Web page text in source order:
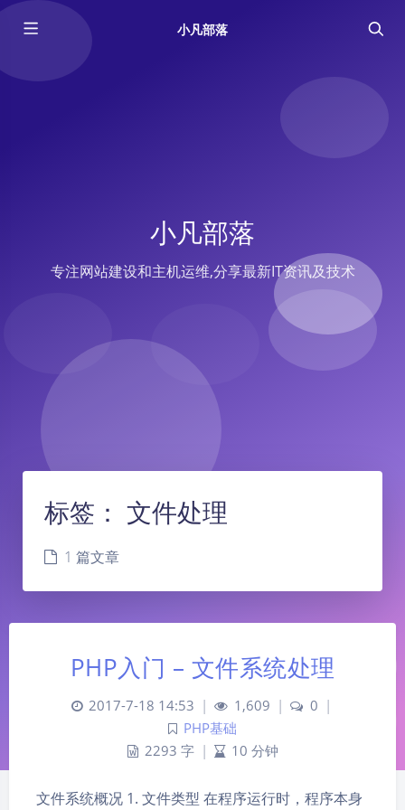
小凡部落
小凡部落
专注网站建设和主机运维,分享最新IT资讯及技术
标签： 文件处理
1 篇文章
PHP入门 – 文件系统处理
2017-7-18 14:53 | 1,609 | 0 |
PHP基础
2293 字 | 10 分钟
文件系统概况 1. 文件类型 在程序运行时，程序本身